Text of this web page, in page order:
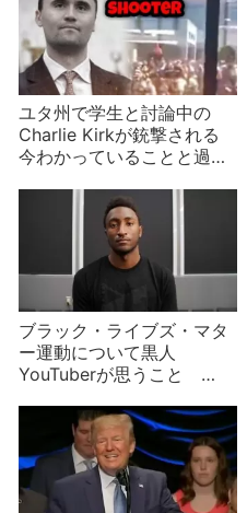
ユタ州で学生と討論中の
Charlie Kirkが銃撃される
今わかっていることと過去
ブラック・ライブズ・マタ
ー運動について黒人
YouTuberが思うこと